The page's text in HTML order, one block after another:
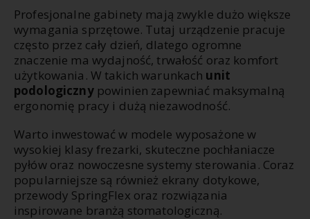
Profesjonalne gabinety mają zwykle dużo większe
wymagania sprzętowe. Tutaj urządzenie pracuje
często przez cały dzień, dlatego ogromne
znaczenie ma wydajność, trwałość oraz komfort
użytkowania. W takich warunkach unit
podologicznypowinien zapewniać maksymalną
ergonomię pracy i dużą niezawodność.
Warto inwestować w modele wyposażone w
wysokiej klasy frezarki, skuteczne pochłaniacze
pyłów oraz nowoczesne systemy sterowania. Coraz
popularniejsze są również ekrany dotykowe,
przewody SpringFlex oraz rozwiązania
inspirowane branżą stomatologiczną.